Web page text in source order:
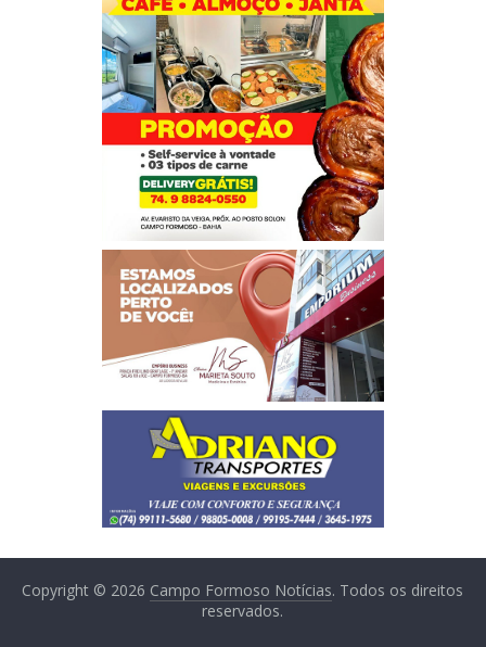
Copyright © 2026 Campo Formoso Notícias. Todos os direitos
reservados.